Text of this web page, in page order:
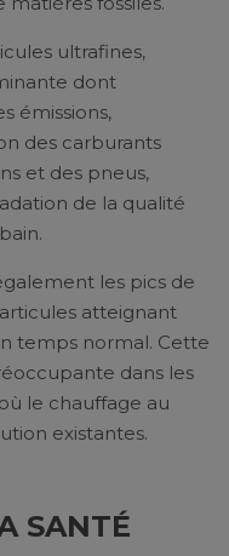
ultrafines,
dont
émissions,
des carburants
et des pneus,
de la qualité
les pics de
atteignant
temps normal. Cette
dans les
le chauffage au
existantes.
SANTÉ